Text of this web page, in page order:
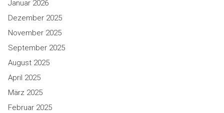
Januar 2026
Dezember 2025
November 2025
September 2025
August 2025
April 2025
März 2025
Februar 2025